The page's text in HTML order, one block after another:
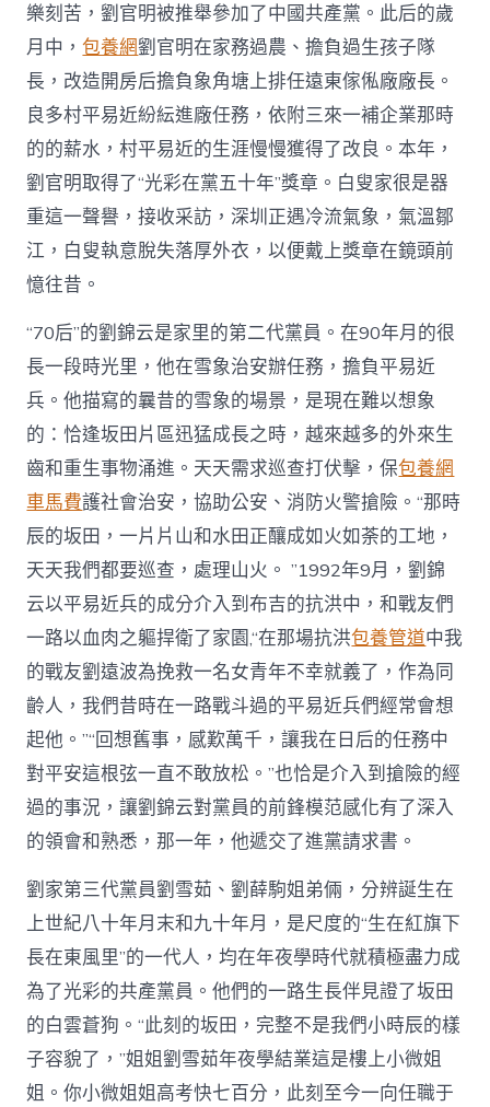
樂刻苦，劉官明被推舉參加了中國共產黨。此后的歲
月中，包養網劉官明在家務過農、擔負過生孩子隊
長，改造開房后擔負象角塘上排任遠東傢俬廠廠長。
良多村平易近紛紜進廠任務，依附三來一補企業那時
的的薪水，村平易近的生涯慢慢獲得了改良。本年，
劉官明取得了“光彩在黨五十年”獎章。白叟家很是器
重這一聲譽，接收采訪，深圳正遇冷流氣象，氣溫鄒
江，白叟執意脫失落厚外衣，以便戴上獎章在鏡頭前
憶往昔。
“70后”的劉錦云是家里的第二代黨員。在90年月的很
長一段時光里，他在雪象治安辦任務，擔負平易近
兵。他描寫的曩昔的雪象的場景，是現在難以想象
的：恰逢坂田片區迅猛成長之時，越來越多的外來生
齒和重生事物涌進。天天需求巡查打伏擊，保包養網
車馬費護社會治安，協助公安、消防火警搶險。“那時
辰的坂田，一片片山和水田正釀成如火如荼的工地，
天天我們都要巡查，處理山火。 ”1992年9月，劉錦
云以平易近兵的成分介入到布吉的抗洪中，和戰友們
一路以血肉之軀捍衛了家園,“在那場抗洪包養管道中我
的戰友劉遠波為挽救一名女青年不幸就義了，作為同
齡人，我們昔時在一路戰斗過的平易近兵們經常會想
起他。”“回想舊事，感歎萬千，讓我在日后的任務中
對平安這根弦一直不敢放松。”也恰是介入到搶險的經
過的事況，讓劉錦云對黨員的前鋒模范感化有了深入
的領會和熟悉，那一年，他遞交了進黨請求書。
劉家第三代黨員劉雪茹、劉薛駒姐弟倆，分辨誕生在
上世紀八十年月末和九十年月，是尺度的“生在紅旗下
長在東風里”的一代人，均在年夜學時代就積極盡力成
為了光彩的共產黨員。他們的一路生長伴見證了坂田
的白雲蒼狗。“此刻的坂田，完整不是我們小時辰的樣
子容貌了，”姐姐劉雪茹年夜學結業這是樓上小微姐
姐。你小微姐姐高考快七百分，此刻至今一向任職于